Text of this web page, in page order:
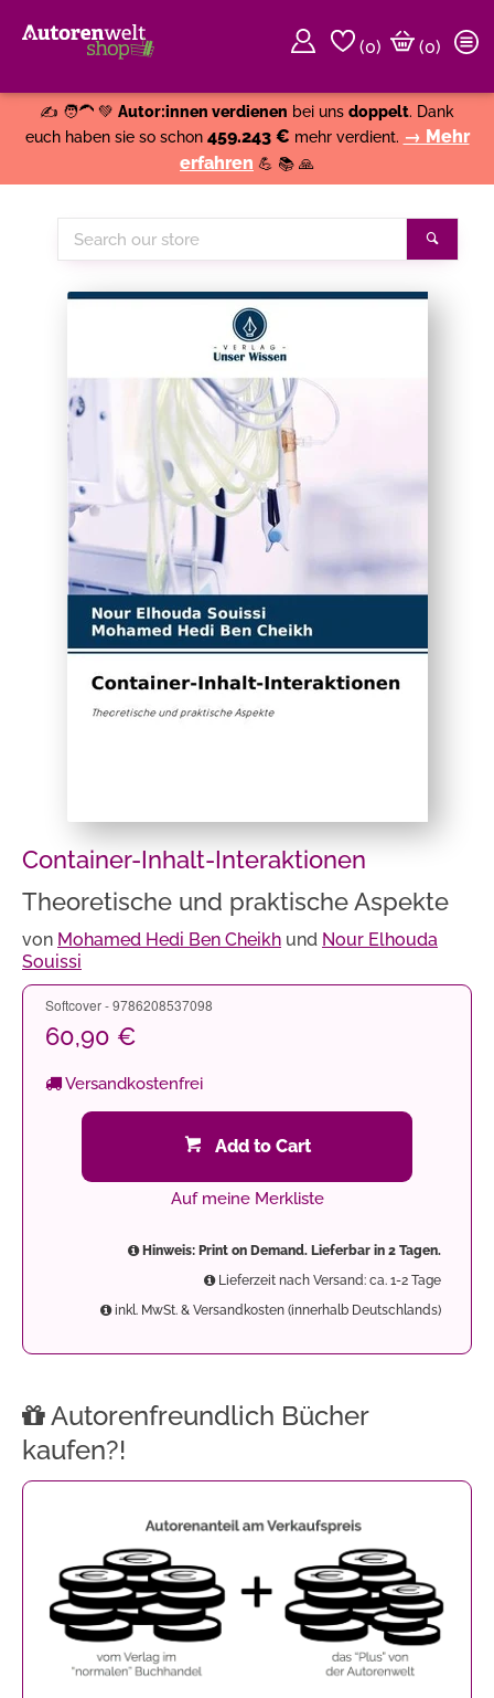
(0)
(0)
✍️ 🧑‍🦱 💚 Autor:innen verdienen bei uns doppelt. Dank
euch haben sie so schon 459.243 € mehr verdient. → Mehr
erfahren 💪 📚 🙏
Search
our
Container-Inhalt-Interaktionen
Theoretische und praktische Aspekte
von Mohamed Hedi Ben Cheikh und Nour Elhouda
Souissi
Softcover - 9786208537098
60,90 €
Versandkostenfrei
Add to Cart
Auf meine Merkliste
Hinweis: Print on Demand. Lieferbar in 2 Tagen.
Lieferzeit nach Versand: ca. 1-2 Tage
inkl. MwSt. & Versandkosten (innerhalb Deutschlands)
Autorenfreundlich Bücher
kaufen?!